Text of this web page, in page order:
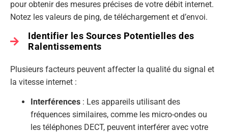
pour obtenir des mesures précises de votre débit internet.
Notez les valeurs de ping, de téléchargement et d’envoi.
Identifier les Sources Potentielles des
Ralentissements
Plusieurs facteurs peuvent affecter la qualité du signal et
la vitesse internet :
Interférences : Les appareils utilisant des
fréquences similaires, comme les micro-ondes ou
les téléphones DECT, peuvent interférer avec votre